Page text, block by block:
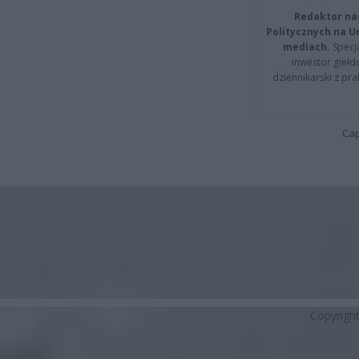
Redaktor
Politycznych na
mediach.
inwestor
dziennikarski z